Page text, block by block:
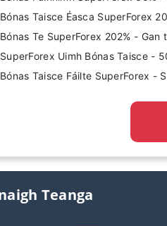
Bónas Taisce Éasca SuperForex
Bónas Te SuperForex 202% -
SuperForex Uimh Bónas Taisce -
Bónas Taisce Fáilte SuperForex -
Teanga